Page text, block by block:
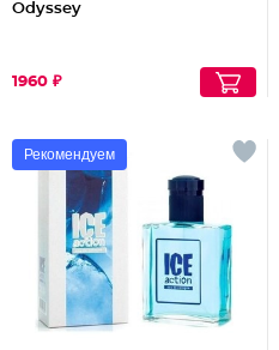
Odyssey
1960 ₽
Рекомендуем